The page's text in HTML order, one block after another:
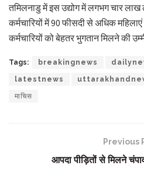
तमिलनाडु में इस उद्योग में लगभग चार
कर्मचारियों में 90 फीसदी से अधिक
कर्मचारियों को बेहतर भुगतान मिलने की
Tags: breakingnews
latestnews
माचिस
Previous
आपदा पीड़ितों से मिलने